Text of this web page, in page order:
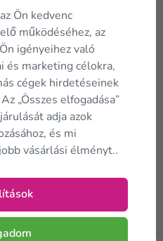
A kosárba
-40 % 5 035 Ft
8 390 Ft
Raktáron
Ön kedvenc
működéséhez, az
igényeihez való
és marketing célokra,
cégek hirdetéseinek
„Összes elfogadása”
adja azok
és mi
vásárlási élményt..